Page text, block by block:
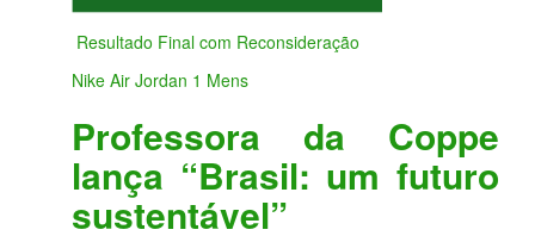
Resultado Final com Reconsideração
Nike Air Jordan 1 Mens
Professora da Coppe
lança “Brasil: um futuro
sustentável”